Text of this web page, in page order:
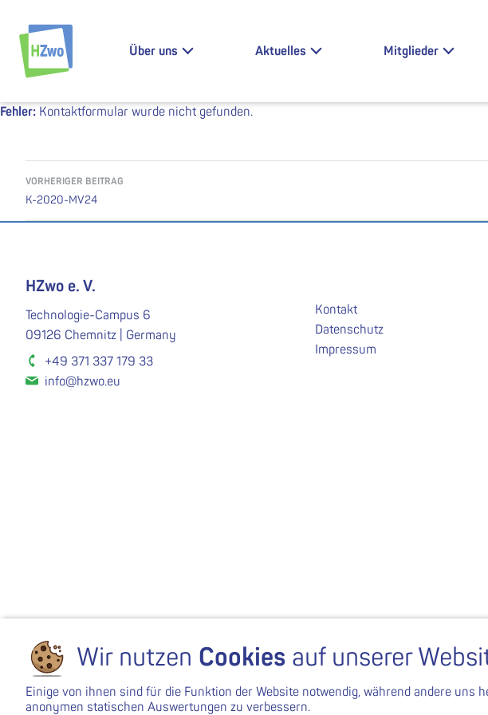
HZwo – Antrieb für Sachsen
Über uns Aktuelles Mitglieder
Fehler: Kontaktformular wurde nicht gefunden.
VORHERIGER BEITRAG
K-2020-MV24
HZwo e. V.
Technologie-Campus 6
09126 Chemnitz | Germany
+49 371 337 179 33
info@hzwo.eu
Kontakt
Datenschutz
Impressum
Wir nutzen Cookies auf unserer
Einige von ihnen sind für die Funktion der Website notwendig, während andere uns
anonymen statischen Auswertungen zu verbessern.